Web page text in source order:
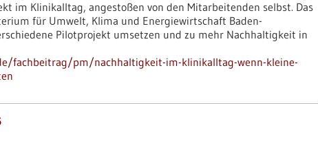
im Klinikalltag, angestoßen von den Mitarbeitenden selbst. Das
für Umwelt, Klima und Energiewirtschaft Baden-
Pilotprojekt umsetzen und zu mehr Nachhaltigkeit in
fachbeitrag/pm/nachhaltigkeit-im-klinikalltag-wenn-kleine-